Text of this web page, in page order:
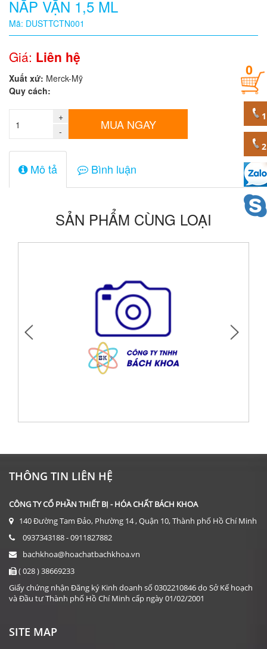
Quy
cách
Giá:
0
đ
sản
phẩm
0
NẮP VẶN 1,5 ML
Mã: DUSTTCTN001
Giá: Liên hệ
Xuất xứ: Merck-Mỹ
Quy cách:
+
-
MUA NGAY
Mô tả Bình luận
SẢN PHẨM CÙNG LOẠI
Giá: Liên hệ
THÔNG TIN LIÊN HỆ
CÔNG TY CỔ PHẦN THIẾT BỊ - HÓA CHẤT BÁCH KHOA
140 Đường Tam Đảo, Phường 14 , Quận 10, Thành phố Hồ Chí Minh
0937343188 - 0911827882
bachkhoa@hoachatbachkhoa.vn
( 028 ) 38669233
Giấy chứng nhận Đăng ký Kinh doanh số 0302210846 do Sở Kế hoạch
và Đầu tư Thành phố Hồ Chí Minh cấp ngày 01/02/2001
SITE MAP